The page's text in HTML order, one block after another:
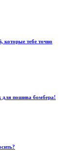
которые тебе точно
пошива бомбера!